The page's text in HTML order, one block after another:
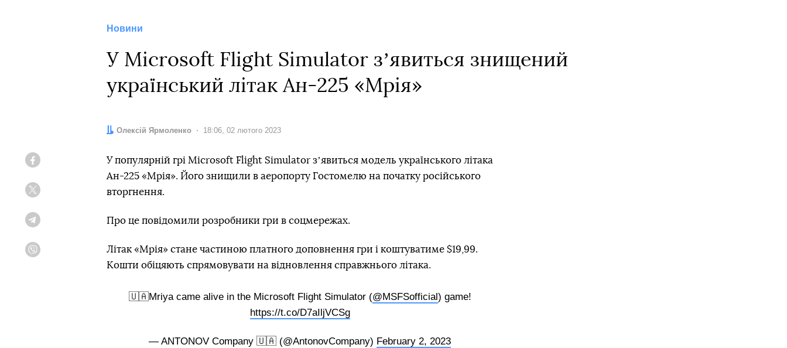
Новини
У Microsoft Flight Simulator зʼявиться знищений
український літак Ан-225 «Мрія»
Автор:
Олексій Ярмоленко Дата:
18:06, 02 лютого 2023
У популярній грі Microsoft Flight Simulator зʼявиться модель українського літака
Ан-225 «Мрія». Його знищили в аеропорту Гостомелю на початку російського
вторгнення.
Про це повідомили розробники гри в соцмережах.
Літак «Мрія» стане частиною платного доповнення гри і коштуватиме $19,99.
Кошти обіцяють спрямовувати на відновлення справжнього літака.
🇺🇦Mriya came alive in the Microsoft Flight Simulator (@MSFSofficial) game!
https://t.co/D7aIljVCSg
— ANTONOV Company 🇺🇦 (@AntonovCompany) February 2, 2023